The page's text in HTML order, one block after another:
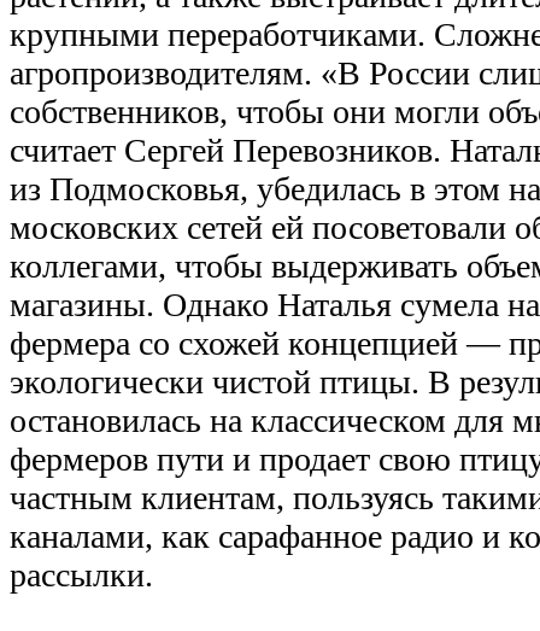
крупными переработчиками.
агропроизводителям. «В России
собственников, чтобы они могли
считает Сергей Перевозников.
из Подмосковья, убедилась в этом
московских сетей ей посоветовали
коллегами, чтобы выдерживать
магазины. Однако Наталья сумела
фермера со схожей концепцией —
экологически чистой птицы. В
остановилась на классическом для
фермеров пути и продает свою
частным клиентам, пользуясь
каналами, как сарафанное радио и
рассылки.